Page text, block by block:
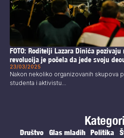
FOTO: Roditelji Lazara Dinića
revolucija je počela da jede svoju
23/03/2025
Nakon nekoliko organizovanih skupova
studenta i aktivistu...
Društvo Glas mladih Politika